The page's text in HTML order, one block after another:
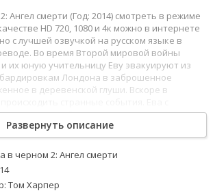
смерти (Год: 2014) смотреть в режиме
HD 720, 1080 и 4к можно в интернете
с лучшей озвучкой на русском языке в
Во время Второй мировой войны
их юную учительницу Еву эвакуируют из
Лондона в заброшенное
в деревенской глуши. Вскоре в
Гарри обнаруживает, что приезд
силы, внушающие больший ужас, чем
Теперь Ева должна противостоять
и пережить встречу с Женщиной в
Развернуть описание
в черном 2: Ангел смерти
Том Харпер